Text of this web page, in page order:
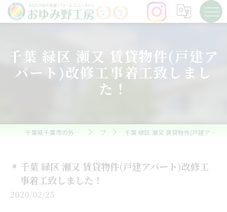
千葉 緑区 瀬又 賃貸物件(戸建ア
パート)改修工事着工致しまし
た！
千葉県千葉市の外壁塗装ならおゆみ野工房 ブログ 千葉 緑区 瀬又 賃貸物件(戸建アパート)改修工事着工致しました！
千葉 緑区 瀬又 賃貸物件(戸建アパート)改修工
事着工致しました！
2020/02/25